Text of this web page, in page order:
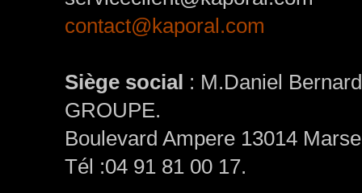
contact@kaporal.com
Siège social : M.Daniel
GROUPE.
Boulevard Ampere 13014
Tél :04 91 81 00 17.